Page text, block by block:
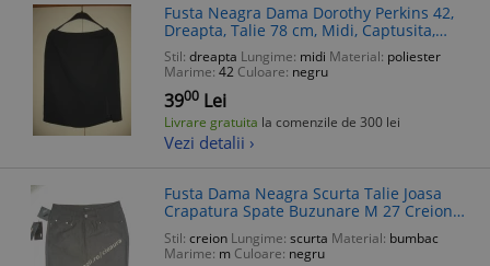
Fusta Neagra Dama Dorothy Perkins 42,
Dreapta, Talie 78 cm, Midi, Captusita,
Poliester & Viscoza
Stil: dreapta Lungime: midi Material: poliester
Marime: 42 Culoare: negru
3900 Lei
Livrare gratuita la comenzile de 300 lei
Vezi detalii ›
Fusta Dama Neagra Scurta Talie Joasa
Crapatura Spate Buzunare M 27 Creion
Mulata Office Club Italy
Stil: creion Lungime: scurta Material: bumbac
Marime: m Culoare: negru